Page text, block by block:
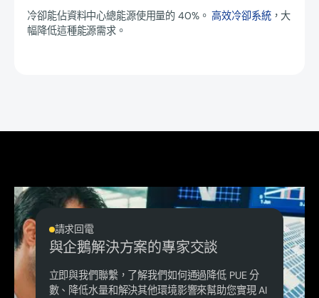
冷卻能佔資料中心總能源使用量的 40%。高效冷卻系統，大
幅降低這種能源需求。
請求回電
與企鵝解決方案的專家交談
立即與我們聯繫，了解我們如何通過降低 PUE 分
數、降低水量和解決其他環境影響來幫助您實現 AI